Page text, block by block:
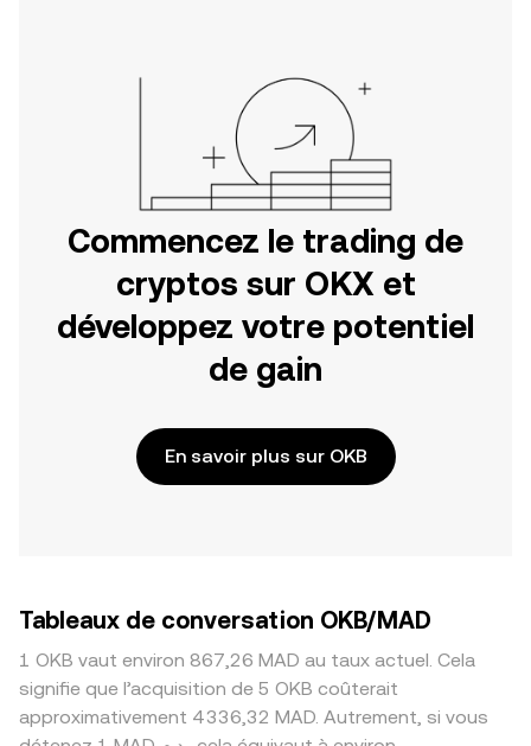
Commencez le trading de
cryptos sur OKX et
développez votre potentiel
de gain
En savoir plus sur OKB
Tableaux de conversation OKB/MAD
1 OKB vaut environ 867,26 MAD au taux actuel. Cela
signifie que l’acquisition de 5 OKB coûterait
approximativement 4 336,32 MAD. Autrement, si vous